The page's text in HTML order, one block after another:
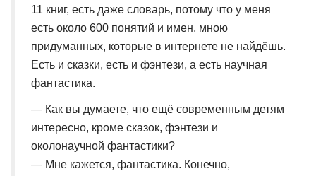
11 книг, есть даже словарь, потому что у меня
есть около 600 понятий и имен, мною
придуманных, которые в интернете не найдёшь.
Есть и сказки, есть и фэнтези, а есть научная
фантастика.
— Как вы думаете, что ещё современным детям
интересно, кроме сказок, фэнтези и
околонаучной фантастики?
— Мне кажется, фантастика. Конечно,